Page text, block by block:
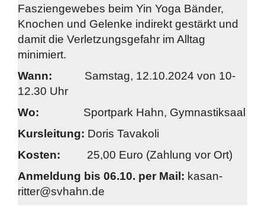
Fasziengewebes beim Yin Yoga Bänder,
Knochen und Gelenke indirekt gestärkt und
damit die Verletzungsgefahr im Alltag
minimiert.
Wann: Samstag, 12.10.2024 von 10-
12.30 Uhr
Wo: Sportpark Hahn, Gymnastiksaal
Kursleitung: Doris Tavakoli
Kosten: 25,00 Euro (Zahlung vor Ort)
Anmeldung bis 06.10. per Mail: kasan-
ritter@svhahn.de